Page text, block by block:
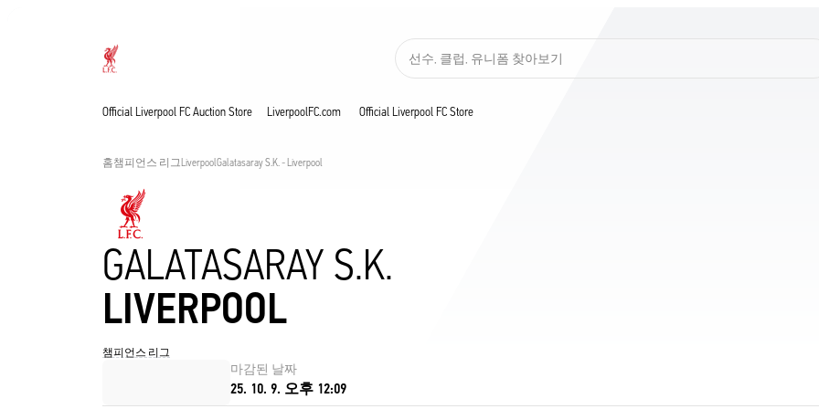
선수, 클럽, 유니폼 찾아보기
Official Liverpool FC Auction Store LiverpoolFC.com Official Liverpool FC Store
홈챔피언스 리그LiverpoolGalatasaray S.K. - Liverpool
GALATASARAY S.K.
LIVERPOOL
챔피언스 리그
마감된 날짜
25. 10. 9. 오후 12:09